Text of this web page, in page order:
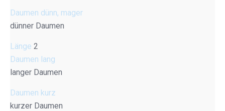
Daumen dünn, mager
dünner Daumen
Länge 2
Daumen lang
langer Daumen
Daumen kurz
kurzer Daumen